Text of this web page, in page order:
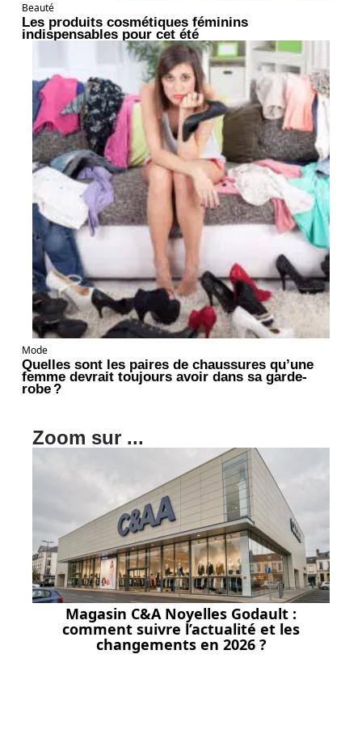
Beauté
Les produits cosmétiques féminins
indispensables pour cet été
Mode
Quelles sont les paires de chaussures qu’une
femme devrait toujours avoir dans sa garde-
robe ?
Zoom sur ...
Magasin C&A Noyelles Godault :
comment suivre l’actualité et les
changements en 2026 ?